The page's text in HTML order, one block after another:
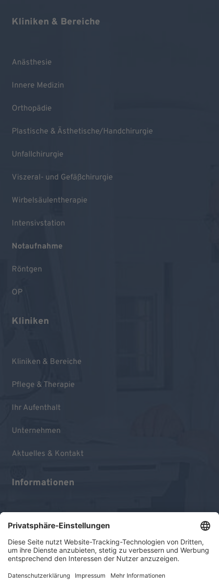
Kliniken & Bereiche
Anästhesie
Innere Medizin
Orthopädie
Plastische & Ästhetische/Handchirurgie
Unfallchirurgie
Viszeral- und Gefäßchirurgie
Wirbelsäulentherapie
Intensivstation
Notaufnahme
Röntgen
OP
Kliniken
Kliniken & Bereiche
Pflege & Therapie
Ihr Aufenthalt
Unternehmen
Aktuelles & Kontakt
Informationen
Impressum
Datenschutz
Sitemap